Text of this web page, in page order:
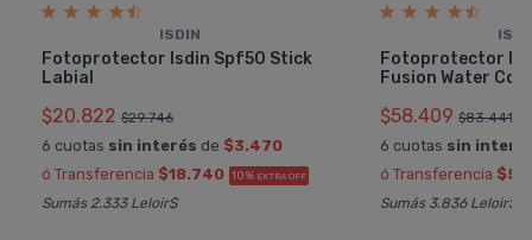
ISDIN
Fotoprotector Isdin Spf50 Stick
Labial
$20.822 $29.746
6 cuotas sin interés de $3.470
ó Transferencia $18.740 10% EXTRA OFF
Sumás 2.333 Leloir$
Fotoprotector
Fusion Water
$58.409 $83.441
6 cuotas sin
ó Transferencia
Sumás 3.836 Leloir$